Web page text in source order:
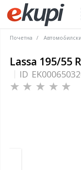
Почетна
Lassa 195/55
ID